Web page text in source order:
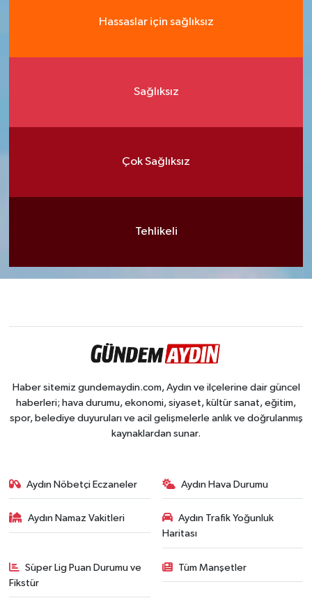
Hassaslar için sağlıksız
Sağlıksız
Çok Sağlıksız
Tehlikeli
Haber sitemiz gundemaydin.com, Aydın ve ilçelerine dair güncel
haberleri; hava durumu, ekonomi, siyaset, kültür sanat, eğitim,
spor, belediye duyuruları ve acil gelişmelerle anlık ve doğrulanmış
kaynaklardan sunar.
Aydın Nöbetçi Eczaneler Aydın Hava Durumu
Aydın Namaz Vakitleri
Aydın Trafik Yoğunluk
Haritası
Süper Lig Puan Durumu ve
Fikstür
Tüm Manşetler